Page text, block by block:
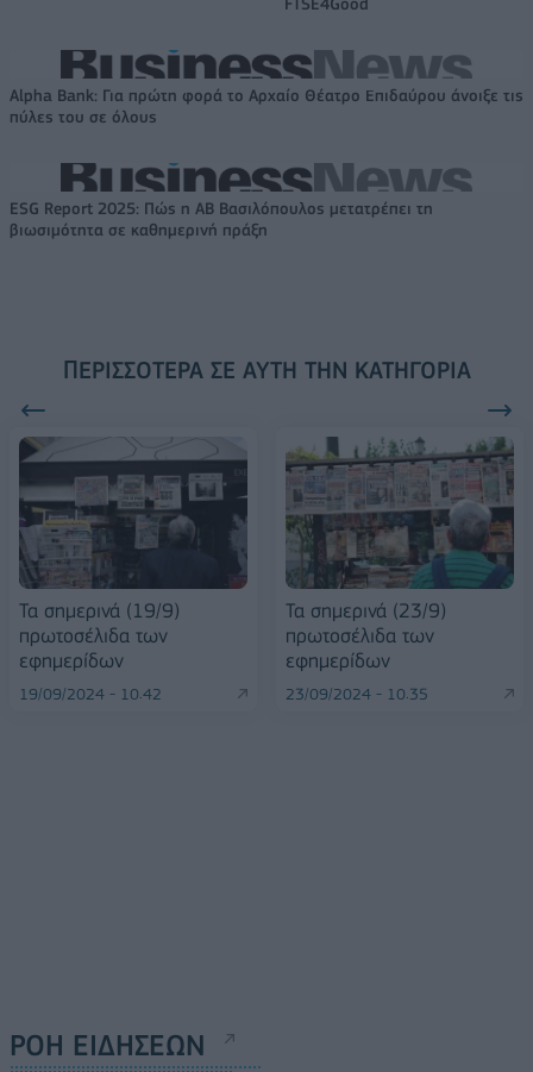
FTSE4Good
Alpha Bank: Για πρώτη φορά το Αρχαίο Θέατρο Επιδαύρου άνοιξε τις
πύλες του σε όλους
ESG Report 2025: Πώς η ΑΒ Βασιλόπουλος μετατρέπει τη
βιωσιμότητα σε καθημερινή πράξη
ΠΕΡΙΣΣΌΤΕΡΑ ΣΕ ΑΥΤΉ ΤΗΝ ΚΑΤΗΓΟΡΊΑ
Τα σημερινά (19/9)
πρωτοσέλιδα των
εφημερίδων
19/09/2024 - 10:42
Τα σημερινά (23/9)
πρωτοσέλιδα των
εφημερίδων
23/09/2024 - 10:35
ΡΟΗ ΕΙΔΗΣΕΩΝ